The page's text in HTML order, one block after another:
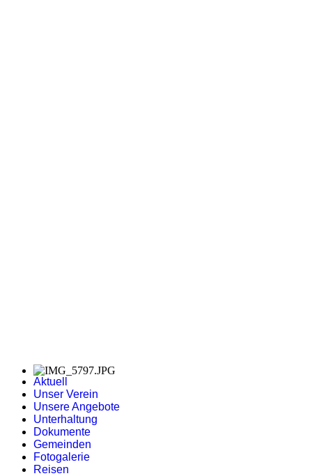
Aktuell
Unser Verein
Unsere Angebote
Unterhaltung
Dokumente
Gemeinden
Fotogalerie
Reisen